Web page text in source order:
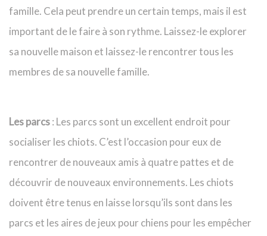
famille. Cela peut prendre un certain temps, mais il est
important de le faire à son rythme. Laissez-le explorer
sa nouvelle maison et laissez-le rencontrer tous les
membres de sa nouvelle famille.
Les parcs: Les parcs sont un excellent endroit pour
socialiser les chiots. C’est l’occasion pour eux de
rencontrer de nouveaux amis à quatre pattes et de
découvrir de nouveaux environnements. Les chiots
doivent être tenus en laisse lorsqu’ils sont dans les
parcs et les aires de jeux pour chiens pour les empêcher